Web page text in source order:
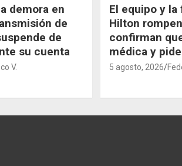
demora en
de
de
su cuenta
V.
El equipo y
Hilton
confirman
médica y
5 agosto, 2026